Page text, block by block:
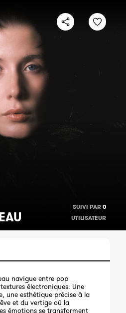
SUIVI PAR 0
UTILISATEUR
navigue entre pop
électroniques. Une
une esthétique précise à la
et du vertige où la
émotions se transforment